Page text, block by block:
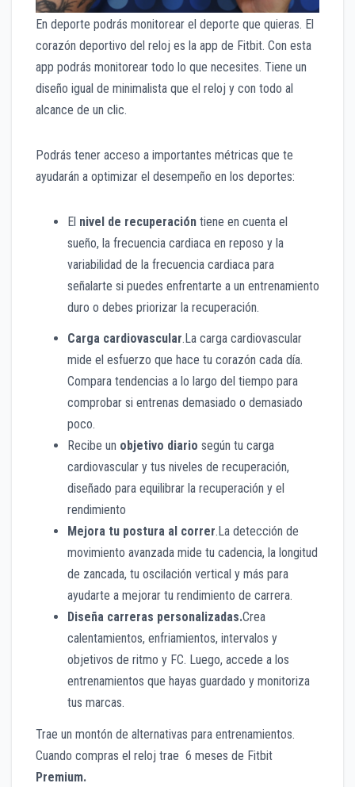
En deporte podrás monitorear el deporte que quieras. El
corazón deportivo del reloj es la app de Fitbit. Con esta
app podrás monitorear todo lo que necesites. Tiene un
diseño igual de minimalista que el reloj y con todo al
alcance de un clic.
Podrás tener acceso a importantes métricas que te
ayudarán a optimizar el desempeño en los deportes:
El nivel de recuperación tiene en cuenta el
sueño, la frecuencia cardiaca en reposo y la
variabilidad de la frecuencia cardiaca para
señalarte si puedes enfrentarte a un entrenamiento
duro o debes priorizar la recuperación.
Carga cardiovascular.La carga cardiovascular
mide el esfuerzo que hace tu corazón cada día.
Compara tendencias a lo largo del tiempo para
comprobar si entrenas demasiado o demasiado
poco.
Recibe un objetivo diario según tu carga
cardiovascular y tus niveles de recuperación,
diseñado para equilibrar la recuperación y el
rendimiento
Mejora tu postura al correr.La detección de
movimiento avanzada mide tu cadencia, la longitud
de zancada, tu oscilación vertical y más para
ayudarte a mejorar tu rendimiento de carrera.
Diseña carreras personalizadas.Crea
calentamientos, enfriamientos, intervalos y
objetivos de ritmo y FC. Luego, accede a los
entrenamientos que hayas guardado y monitoriza
tus marcas.
Trae un montón de alternativas para entrenamientos.
Cuando compras el reloj trae 6 meses de Fitbit
Premium.